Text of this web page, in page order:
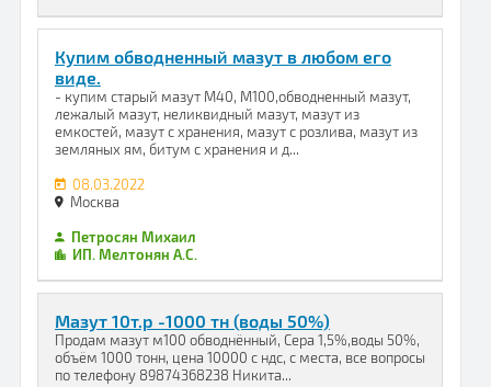
Купим обводненный мазут в любом его
виде.
- купим старый мазут М40, М100,обводненный мазут,
лежалый мазут, неликвидный мазут, мазут из
емкостей, мазут с хранения, мазут с розлива, мазут из
земляных ям, битум с хранения и д...
08.03.2022
Москва
Петросян Михаил
ИП. Мелтонян А.С.
Мазут 10т.р -1000 тн (воды 50%)
Продам мазут м100 обводнённый, Сера 1,5%,воды 50%,
объём 1000 тонн, цена 10000 с ндс, с места, все вопросы
по телефону 89874368238 Никита...